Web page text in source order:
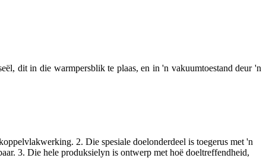
dit in die warmpersblik te plaas, en in 'n vakuumtoestand deur 'n
2. Die spesiale doelonderdeel is toegerus met 'n
3. Die hele produksielyn is ontwerp met hoë doeltreffendheid,